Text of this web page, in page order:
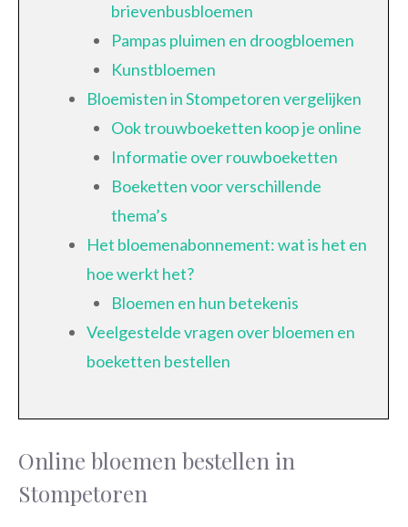
brievenbusbloemen
Pampas pluimen en droogbloemen
Kunstbloemen
Bloemisten in Stompetoren vergelijken
Ook trouwboeketten koop je online
Informatie over rouwboeketten
Boeketten voor verschillende
thema’s
Het bloemenabonnement: wat is het en
hoe werkt het?
Bloemen en hun betekenis
Veelgestelde vragen over bloemen en
boeketten bestellen
Online bloemen bestellen in
Stompetoren